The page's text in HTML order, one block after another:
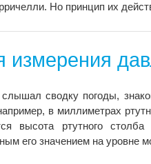
Но принцип их
измерения
сводку погоды,
в миллиметрах
высота ртутного
его значением на уровне